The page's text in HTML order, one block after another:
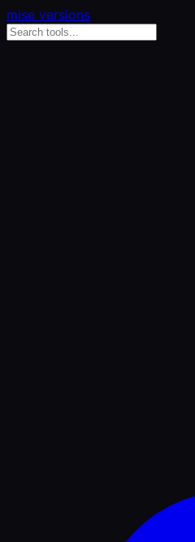
mise versions